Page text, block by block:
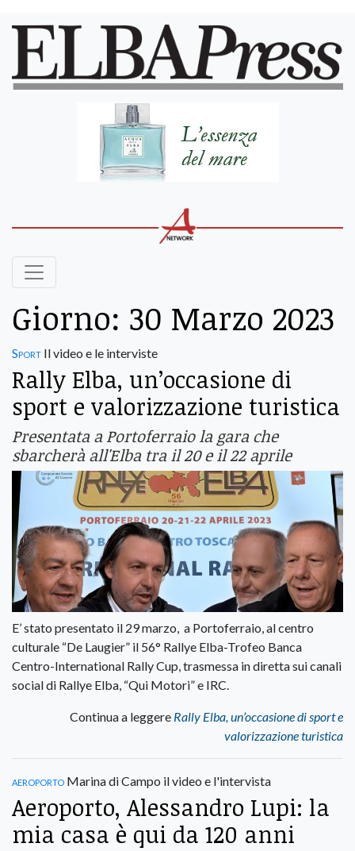
Giorno: 30 Marzo 2023
Sport Il video e le interviste
Rally Elba, un’occasione di
sport e valorizzazione turistica
Presentata a Portoferraio la gara che
sbarcherà all'Elba tra il 20 e il 22 aprile
E’ stato presentato il 29 marzo, a Portoferraio, al centro
culturale “De Laugier” il 56° Rallye Elba-Trofeo Banca
Centro-International Rally Cup, trasmessa in diretta sui canali
social di Rallye Elba, “Qui Motori” e IRC.
Continua a leggere Rally Elba, un’occasione di sport e
valorizzazione turistica
aeroporto Marina di Campo il video e l'intervista
Aeroporto, Alessandro Lupi: la
mia casa è qui da 120 anni